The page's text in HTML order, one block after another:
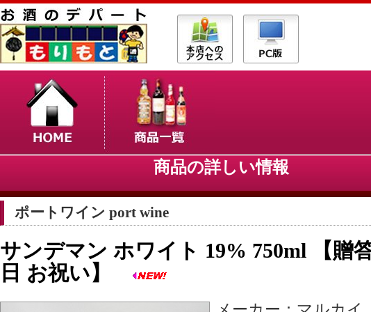
商品の詳しい情報
ポートワイン port wine
サンデマン ホワイト 19% 750ml 【贈
日 お祝い】